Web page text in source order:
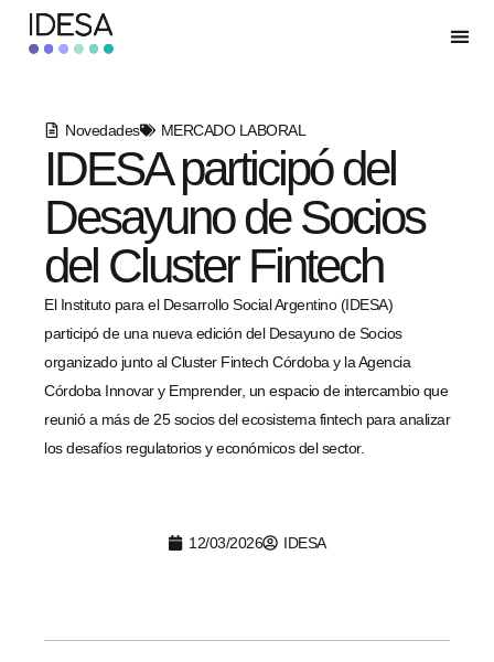
Novedades MERCADO LABORAL
IDESA participó del
Desayuno de Socios
del Cluster Fintech
El Instituto para el Desarrollo Social Argentino (IDESA)
participó de una nueva edición del Desayuno de Socios
organizado junto al Cluster Fintech Córdoba y la Agencia
Córdoba Innovar y Emprender, un espacio de intercambio que
reunió a más de 25 socios del ecosistema fintech para analizar
los desafíos regulatorios y económicos del sector.
12/03/2026 IDESA